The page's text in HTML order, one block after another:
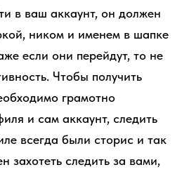
в ваш аккаунт, он должен
ником и именем в шапке
если они перейдут, то не
Чтобы получить
грамотно
и сам аккаунт, следить
всегда были сторис и так
захотеть следить за вами,